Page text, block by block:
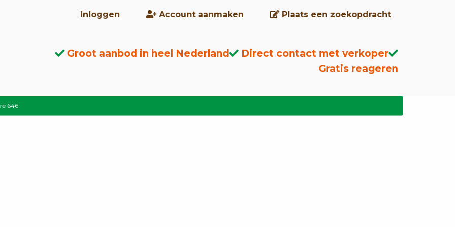
Inloggen Account aanmaken Plaats een zoekopdracht
Groot aanbod in heel Nederland
Direct contact met verkoper
Gratis reageren
646